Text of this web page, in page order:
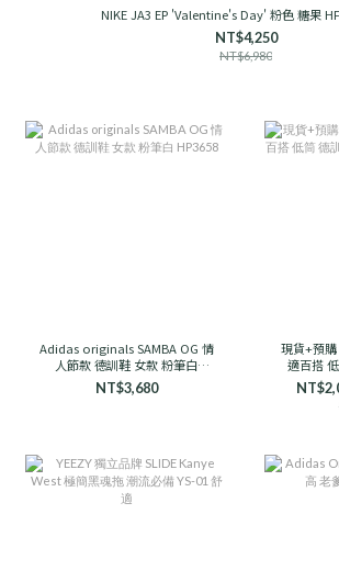
NIKE JA3 EP 'Valentine's Day' 粉色 糖果
NT$4,250
NT$6,980
Adidas originals SAMBA OG 情
人節款 德訓鞋 女款 粉筆白
HP3658
NT$3,680
現貨+預
適百搭